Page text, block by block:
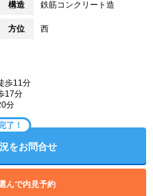
構造 鉄筋コンクリート造
方位 西
歩11分
17分
分
了！
をお問合せ
んで内見予約